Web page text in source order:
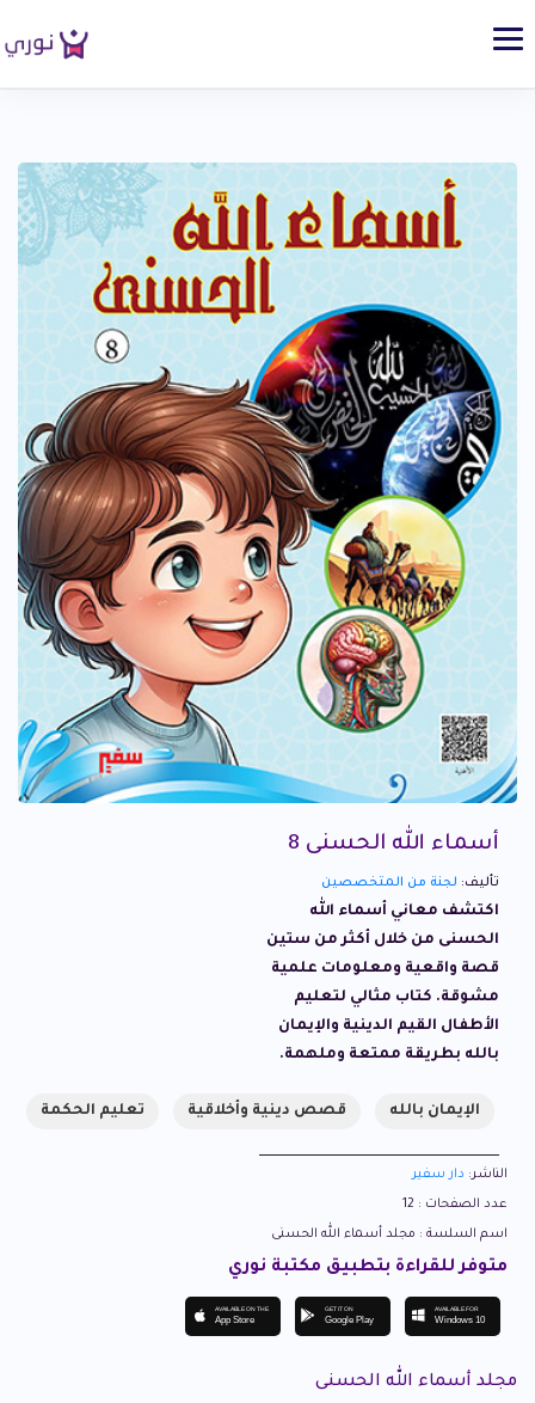
أسماء الله الحسنى 8
تأليف: لجنة من المتخصصين
اكتشف معاني أسماء الله
الحسنى من خلال أكثر من ستين
قصة واقعية ومعلومات علمية
مشوقة. كتاب مثالي لتعليم
الأطفال القيم الدينية والإيمان
بالله بطريقة ممتعة وملهمة.
الإيمان بالله قصص دينية وأخلاقية تعليم الحكمة
الناشر: دار سفير
عدد الصفحات : 12
اسم السلسة : مجلد أسماء الله الحسنى
متوفر للقراءة بتطبيق مكتبة نوري
AVAILABLE ON THE
App Store
GET IT ON
Google Play
AVAILABLE FOR
Windows 10
مجلد أسماء الله الحسنى